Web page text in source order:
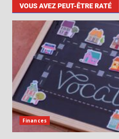
VOUS AVEZ PEUT-ÊTRE RATÉ
Finances